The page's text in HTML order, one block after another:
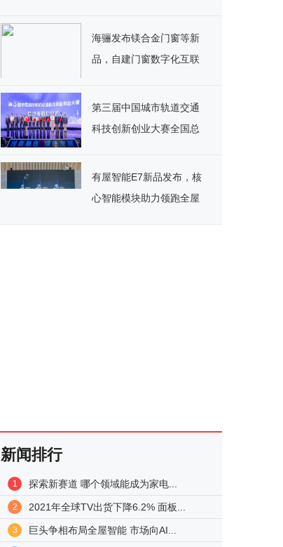
海骊发布镁合金门窗等新
品，自建门窗数字化互联
第三届中国城市轨道交通
科技创新创业大赛全国总
举行
有屋智能E7新品发布，核
心智能模块助力领跑全屋
新闻排行
1 探索新赛道 哪个领域能成为家电...
2 2021年全球TV出货下降6.2% 面板...
3 巨头争相布局全屋智能 市场向AI...